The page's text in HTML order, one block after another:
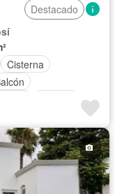
Destacado
Cisterna
Permite mascotas